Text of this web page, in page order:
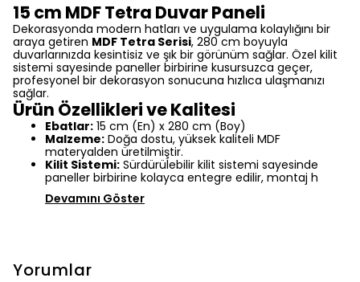
15 cm MDF Tetra Duvar Paneli
Dekorasyonda modern hatları ve uygulama kolaylığını bir
araya getiren MDF Tetra Serisi, 280 cm boyuyla
duvarlarınızda kesintisiz ve şık bir görünüm sağlar. Özel kilit
sistemi sayesinde paneller birbirine kusursuzca geçer,
profesyonel bir dekorasyon sonucuna hızlıca ulaşmanızı
sağlar.
Ürün Özellikleri ve Kalitesi
Ebatlar: 15 cm (En) x 280 cm (Boy)
Malzeme: Doğa dostu, yüksek kaliteli MDF
materyalden üretilmiştir.
Kilit Sistemi: Sürdürülebilir kilit sistemi sayesinde
paneller birbirine kolayca entegre edilir, montaj h
Devamını Göster
Yorumlar